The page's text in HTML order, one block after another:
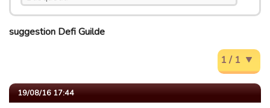
suggestion Defi Guilde
1 / 1
19/08/16 17:44